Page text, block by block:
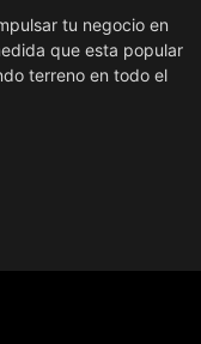
tu negocio en
que esta popular
terreno en todo el